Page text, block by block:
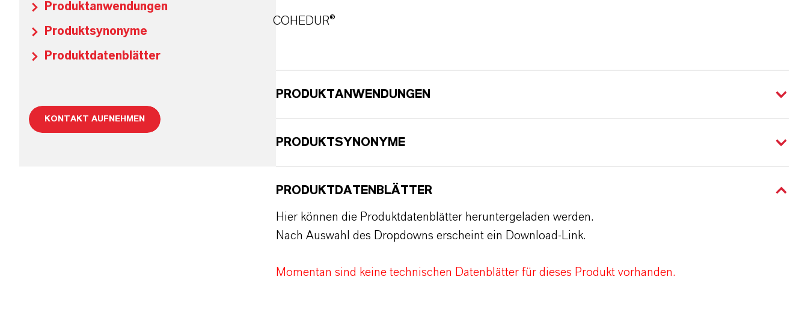
Produktanwendungen
Produktsynonyme
Produktdatenblätter
KONTAKT AUFNEHMEN
COHEDUR®
PRODUKTANWENDUNGEN
PRODUKTSYNONYME
PRODUKTDATENBLÄTTER
Hier können die Produktdatenblätter heruntergeladen werden.
Nach Auswahl des Dropdowns erscheint ein Download-Link.
Momentan sind keine technischen Datenblätter für dieses Produkt vorhanden.